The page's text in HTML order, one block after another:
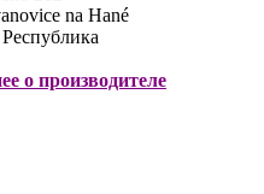
na Hané
о производителе